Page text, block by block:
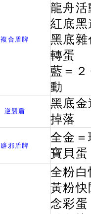
複合盾牌
龍舟活
紅底
黑底
轉蛋
藍＝
動
逆襲盾
黑底
掉落
辟邪盾牌
全金
寶貝蛋
全粉
黃粉
念彩蛋